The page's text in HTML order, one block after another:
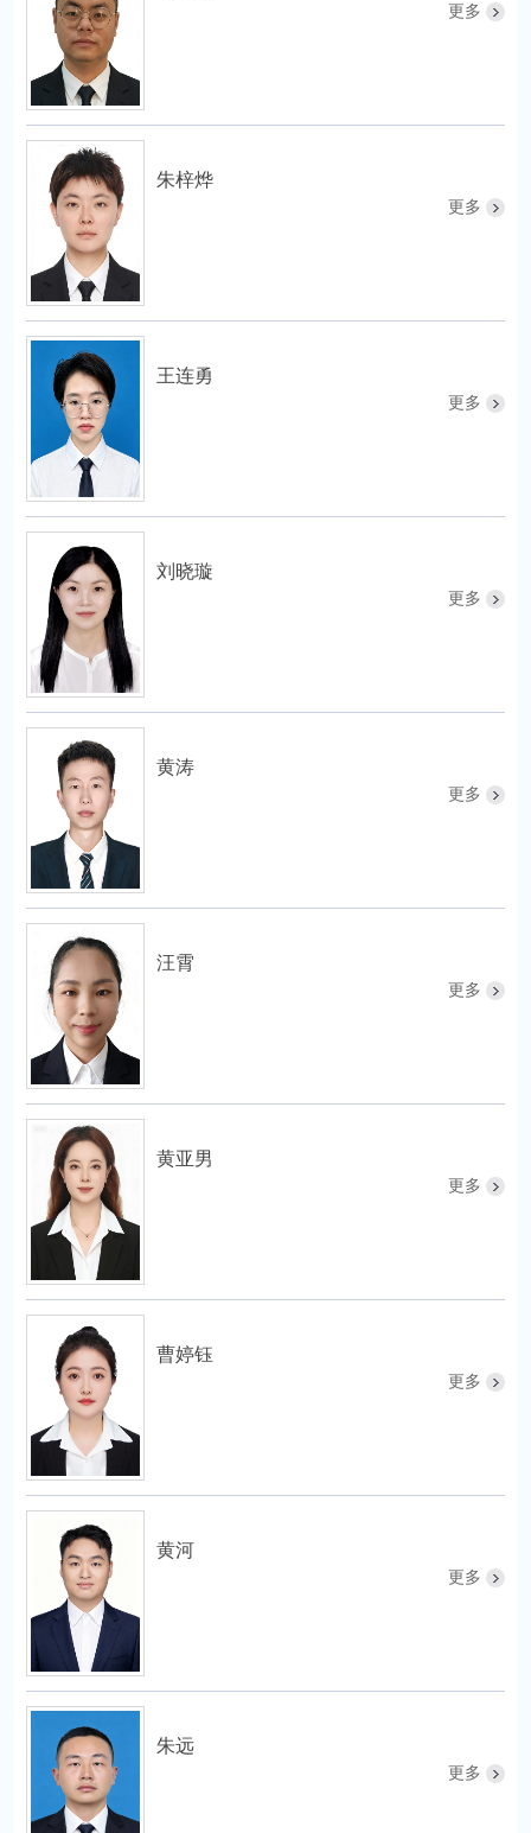
更多
朱梓烨
更多
王连勇
更多
刘晓璇
更多
黄涛
更多
汪霄
更多
黄亚男
更多
曹婷钰
更多
黄河
更多
朱远
更多